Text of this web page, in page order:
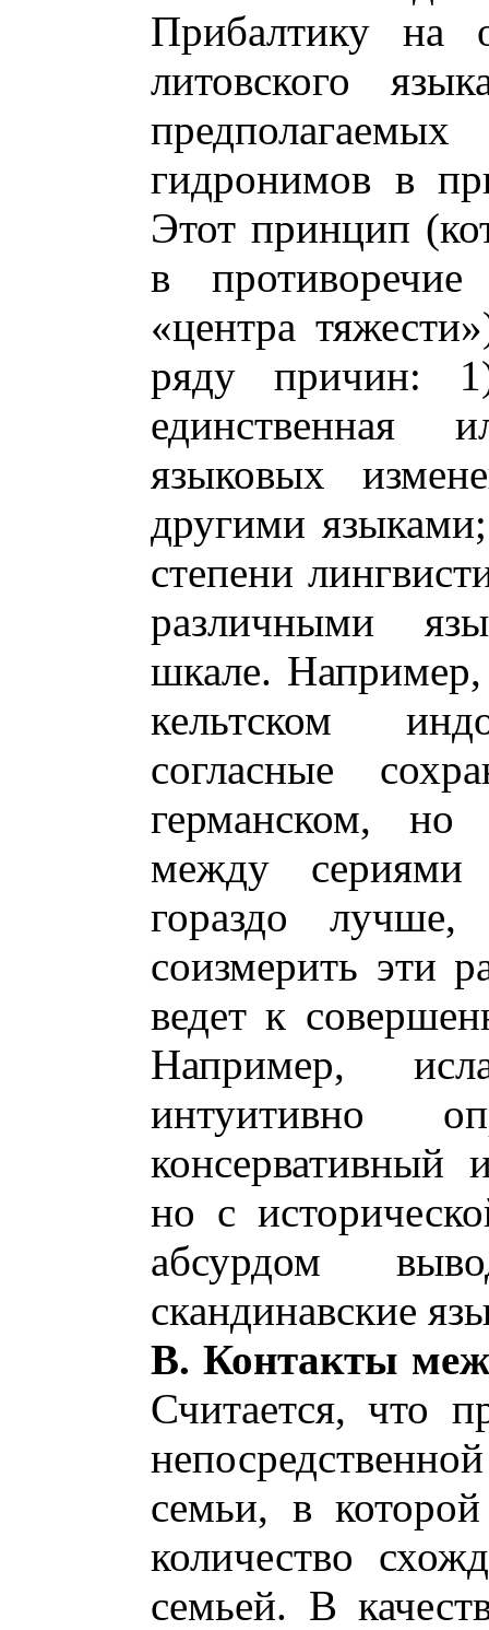
Прибалтику на
литовского
гидронимов в
Этот принцип
в
«центра
ряду причин:
единственная
языковых
другими
степени
различными
шкале.
кельтском
согласные
германском, но
между сериями
гораздо
соизмерить эти
ведет к
Например,
интуитивно
консервативный
но с
абсурдом
скандинавские
В. Контакты
Считается, что
семьи, в
количество
семьей. В